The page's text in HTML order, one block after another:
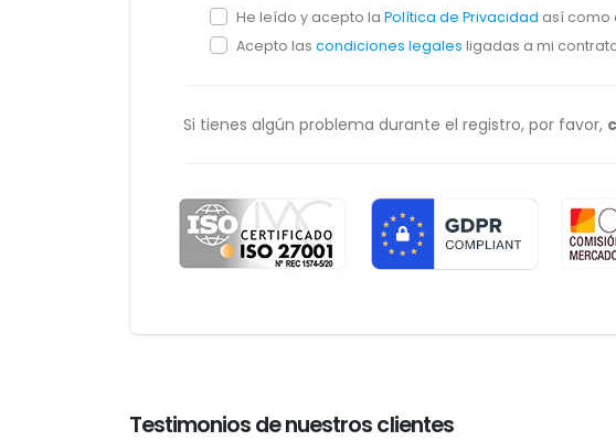
He leído y acepto la Política de Privacidad así como
Acepto las condiciones legales ligadas a mi
Si tienes algún problema durante el registro, por favor,
Testimonios de nuestros clientes